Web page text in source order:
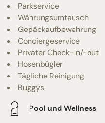
Parkservice
Währungsumtausch
Gepäckaufbewahrung
Conciergeservice
Privater Check-in/-out
Hosenbügler
Tägliche Reinigung
Buggys
Pool und Wellness